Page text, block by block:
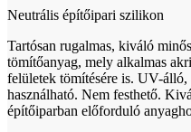
Neutrális építőipari szilikon
Tartósan rugalmas, kiváló
tömítőanyag, mely alkalmas
felületek tömítésére is. UV-álló,
használható. Nem festhető.
építőiparban előforduló